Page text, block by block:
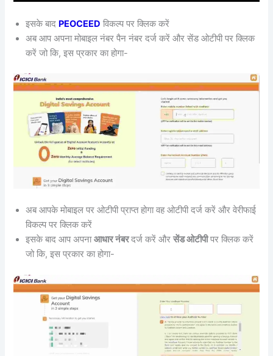
इसके बाद PEOCEED विकल्प पर क्लिक करें
अब आप अपना मोबाइल नंबर पैन नंबर दर्ज करें और सेंड ओटीपी पर क्लिक
करें जो कि, इस प्रकार का होगा-
अब आपके मोबाइल पर ओटीपी प्राप्त होगा वह ओटीपी दर्ज करें और वेरीफाई
विकल्प पर क्लिक करें
इसके बाद आप अपनाआधार नंबरदर्ज करें औरसेंड ओटीपीपर क्लिक करें
जो कि, इस प्रकार का होगा-